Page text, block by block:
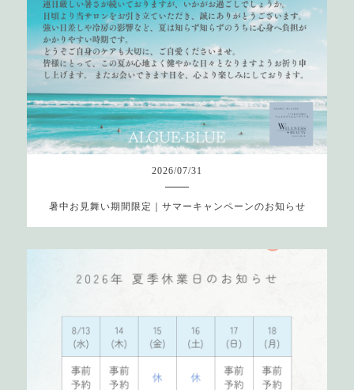
2026/07/31
暑中お見舞い期間限定｜サマーキャンペーンのお知らせ